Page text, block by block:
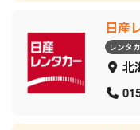
日産
レンタ
北